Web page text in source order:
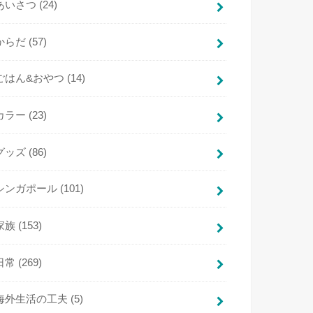
いさつ (24)
らだ (57)
はん&おやつ (14)
ラー (23)
ッズ (86)
ンガポール (101)
族 (153)
常 (269)
外生活の工夫 (5)